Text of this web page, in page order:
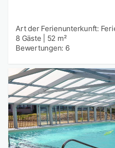
Art der Ferienunterkunft:
8 Gäste
52 m²
Bewertungen: 6